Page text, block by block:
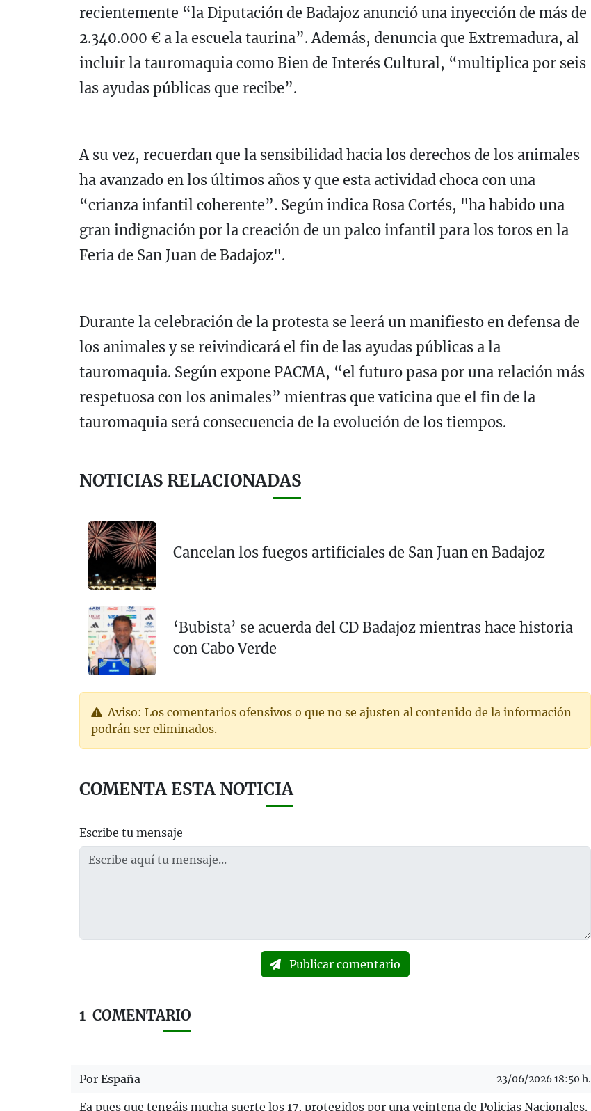
recientemente “la Diputación de Badajoz anunció una inyección de más de
2.340.000 € a la escuela taurina”. Además, denuncia que Extremadura, al
incluir la tauromaquia como Bien de Interés Cultural, “multiplica por seis
las ayudas públicas que recibe”.
A su vez, recuerdan que la sensibilidad hacia los derechos de los animales
ha avanzado en los últimos años y que esta actividad choca con una
“crianza infantil coherente”. Según indica Rosa Cortés, "ha habido una
gran indignación por la creación de un palco infantil para los toros en la
Feria de San Juan de Badajoz".
Durante la celebración de la protesta se leerá un manifiesto en defensa de
los animales y se reivindicará el fin de las ayudas públicas a la
tauromaquia. Según expone PACMA, “el futuro pasa por una relación más
respetuosa con los animales” mientras que vaticina que el fin de la
tauromaquia será consecuencia de la evolución de los tiempos.
NOTICIAS RELACIONADAS
Cancelan los fuegos artificiales de San Juan en Badajoz
‘Bubista’ se acuerda del CD Badajoz mientras hace historia
con Cabo Verde
Aviso: Los comentarios ofensivos o que no se ajusten al contenido de la información
podrán ser eliminados.
COMENTA ESTA NOTICIA
Escribe tu mensaje
Publicar comentario
1 COMENTARIO
Por España 23/06/2026 18:50 h.
Ea pues que tengáis mucha suerte los 17, protegidos por una veintena de Policias Nacionales.